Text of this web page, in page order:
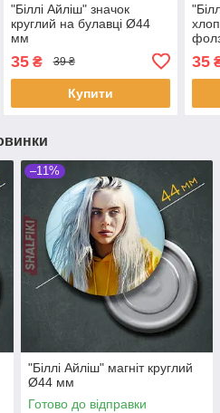
"Біллі Айліш" значок
круглий на булавці Ø44
мм
35₴ 39 ₴
Купити
35
–11%
"Біллі Айліш" магніт круглий
Ø44 мм
Готово до відправки